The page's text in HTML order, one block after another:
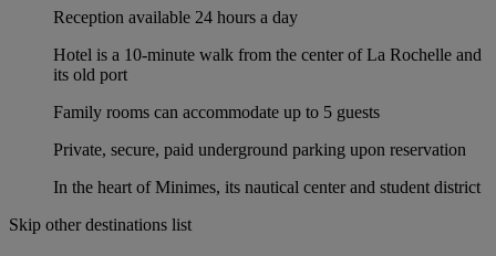
Reception available 24 hours a day
Hotel is a 10-minute walk from the center of La Rochelle and
its old port
Family rooms can accommodate up to 5 guests
Private, secure, paid underground parking upon reservation
In the heart of Minimes, its nautical center and student district
Skip other destinations list